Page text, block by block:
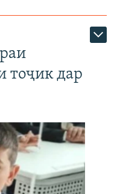
тоҷик дар